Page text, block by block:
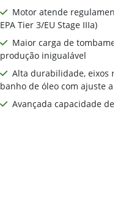
Motor atende
EPA Tier 3/EU Stage IIIa)
Maior carga de
produção inigualável
Alta durabilidade, eixos
banho de óleo com ajuste
Avançada capacidade de